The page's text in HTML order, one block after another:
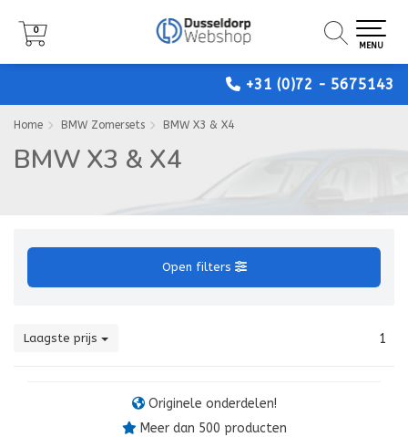
+31 (0)72 - 5675143
0
MENU
0
MENU
0
MENU
Home BMW Zomersets BMW X3 & X4
BMW X3 & X4
Open filters
Laagste prijs 1
Originele onderdelen!
Meer dan 500 producten